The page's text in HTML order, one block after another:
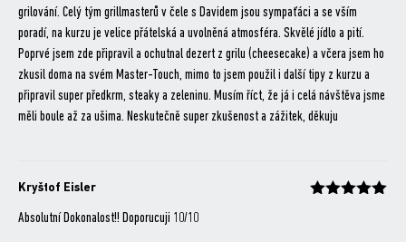
grilování. Celý tým grillmasterů v čele s Davidem jsou sympaťáci a se vším
poradí, na kurzu je velice přátelská a uvolněná atmosféra. Skvělé jídlo a pití.
Poprvé jsem zde připravil a ochutnal dezert z grilu (cheesecake) a včera jsem ho
zkusil doma na svém Master-Touch, mimo to jsem použil i další tipy z kurzu a
připravil super předkrm, steaky a zeleninu. Musím říct, že já i celá návštěva jsme
měli boule až za ušima. Neskutečně super zkušenost a zážitek, děkuju
Kryštof Eisler
Absolutní Dokonalost!! Doporucuji 10/10